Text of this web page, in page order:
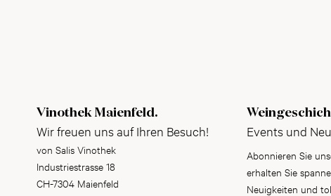
Vinothek Maienfeld.
Wir freuen uns auf Ihren Besuch!
von Salis Vinothek
Industriestrasse 18
CH-7304 Maienfeld
Events und
Abonnieren Sie
erhalten Sie
Neuigkeiten und